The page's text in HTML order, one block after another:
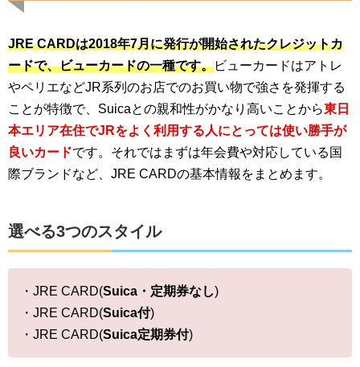
JRE CARDは2018年7月に発行が開始されたクレジットカ
ードで、ビューカードの一種です。ビューカードはアトレ
やペリエなどJR系列のお店でのお買い物で強さを発揮する
ことが特徴で、Suicaとの親和性がかなり高いことから東日
本エリア在住でJRをよく利用する人にとっては使い勝手が
良いカードです。それではまずは年会費や対応している国
際ブランドなど、JRE CARDの基本情報をまとめます。
選べる3つのスタイル
・JRE CARD(Suica・定期券なし)
・JRE CARD(Suica付)
・JRE CARD(Suica定期券付)